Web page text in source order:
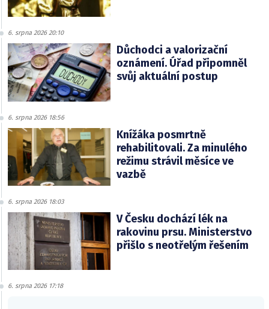
6. srpna 2026 20:10
Důchodci a valorizační
oznámení. Úřad připomněl
svůj aktuální postup
6. srpna 2026 18:56
Knížáka posmrtně
rehabilitovali. Za minulého
režimu strávil měsíce ve
vazbě
6. srpna 2026 18:03
V Česku dochází lék na
rakovinu prsu. Ministerstvo
přišlo s neotřelým řešením
6. srpna 2026 17:18